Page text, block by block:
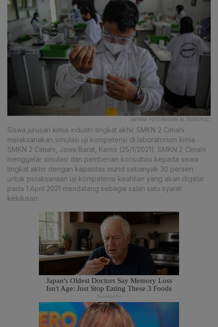
ANTARA FOTO/RAISAN AL FAIRS/FOC.
Siswa jurusan kimia industri tingkat akhir SMKN 2 Cimahi
melaksanakan simulasi uji kompetensi di laboratorium kimia
SMKN 2 Cimahi, Jawa Barat, Kamis (25/1/2021). SMKN 2 Cimahi
menggelar simulasi dan pemberian konsultasi kepada siswa
tingkat akhir dengan kapasitas murid sebanyak 30 persen
untuk pelaksanaan uji kompetensi keahlian yang akan digelar
pada 1 April 2021 mendatang sebagai salah satu syarat
kelulusan.